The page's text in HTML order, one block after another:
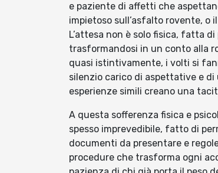
e paziente di affetti che
impietoso sull’asfalto rovente, o
L’attesa non è solo fisica, fatta
trasformandosi in un conto alla
quasi istintivamente, i volti si
silenzio carico di aspettative e
esperienze simili creano una
A questa sofferenza fisica e
spesso imprevedibile, fatto di
documenti da presentare e
procedure che trasforma ogni